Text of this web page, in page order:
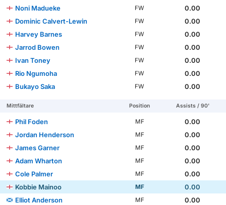
Noni Madueke
FW
0.00
Dominic Calvert-Lewin
FW
0.00
Harvey Barnes
FW
0.00
Jarrod Bowen
FW
0.00
Ivan Toney
FW
0.00
Rio Ngumoha
FW
0.00
Bukayo Saka
FW 0.00
Mittfältare Position Assists / 90'
Phil Foden MF
0.00
Jordan Henderson
MF
0.00
James Garner
MF
0.00
Adam Wharton
MF
0.00
Cole Palmer
MF
0.00
Kobbie Mainoo
MF
0.00
Elliot Anderson
MF
0.00